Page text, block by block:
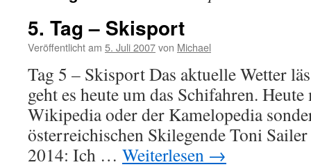
5. Tag – Skisport
Veröffentlicht am 5. Juli 2007von Michael
Tag 5 – Skisport Das aktuelle Wetter
geht es heute um das Schifahren.
Wikipedia oder der Kamelopedia
österreichischen Skilegende Toni
2014: Ich … Weiterlesen →